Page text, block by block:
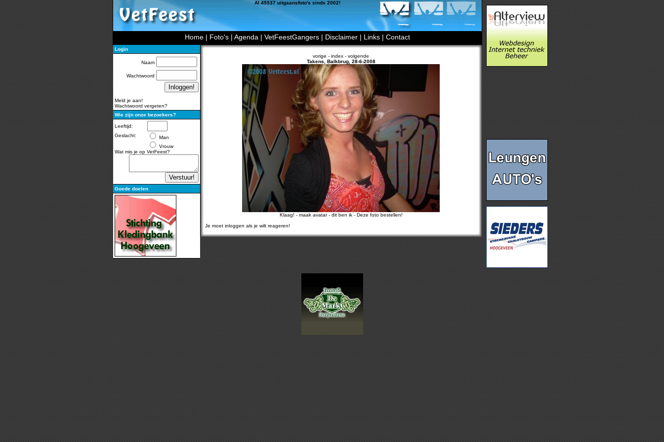
Al 45537 uitgaansfoto's sinds 2002!
Home | Foto's | Agenda | VetFeestGangers | Disclaimer | Links | Contact
Login
Naam
Wachtwoord
Meld je aan!
Wachtwoord vergeten?
Wie zijn onze bezoekers?
Leeftijd:
Geslacht:
Man
Vrouw
Wat mis je op VetFeest?
Goede doelen
vorige - index - volgende
Takens
Balkbrug, 28-6-2008
Klaag! - maak avatar- dit ben ik- Deze foto bestellen!
Je moet inloggen als je wilt reageren!